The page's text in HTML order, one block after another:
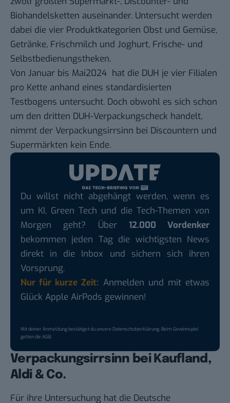
Biohandelsketten auseinander. Untersucht werden
dabei die vier Produktkategorien Obst und Gemüse,
Getränke, Frischmilch und Joghurt, Frische- und
Selbstbedienungstheken.
Von Januar bis Mai2024 hat die DUH je vier Filialen
pro Kette anhand eines standardisierten
Testbogens untersucht. Doch obwohl es sich schon
um den dritten DUH-Verpackungscheck handelt,
nimmt der Verpackungsirrsinn bei Discountern und
Supermärkten kein Ende.
Du willst nicht abgehängt werden, wenn es
um KI, Green Tech und die Tech-Themen von
Morgen geht? Über 12.000 Vordenker
bekommen jeden Tag die wichtigsten News
direkt in die Inbox und sichern sich ihren
Vorsprung.
Nur für kurze Zeit: Anmelden und mit etwas
Glück Apple AirPods gewinnen!
Mit deiner Anmeldung bestätigst du unsereDatenschutzerklärung. Beim Gewinnspiel
gelten dieAGB.
Verpackungsirrsinn bei Kaufland,
Aldi & Co.
Für ihre Untersuchung hat die Deutsche